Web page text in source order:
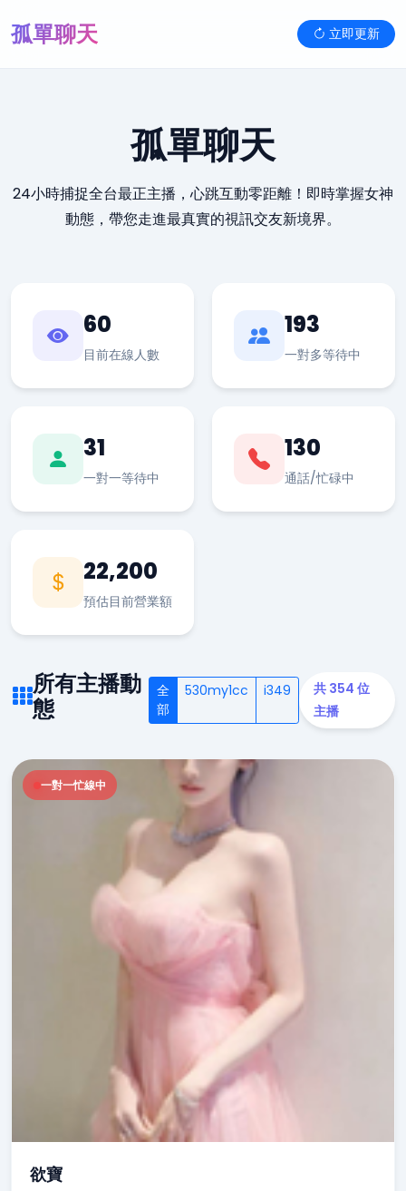
孤單聊天 立即更新
孤單聊天
24小時捕捉全台最正主播，心跳互動零距離！即時掌握女神
動態，帶您走進最真實的視訊交友新境界。
60
目前在線人數
193
一對多等待中
31
一對一等待中
130
通話/忙碌中
22,200
預估目前營業額
所有主播動
態
全
部
530my1cc i349
共 354 位
主播
一對一忙線中
欲寶